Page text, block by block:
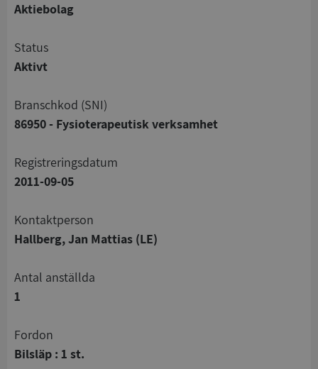
Aktiebolag
status
Aktivt
branschkod (SNI)
86950 - Fysioterapeutisk verksamhet
registreringsdatum
2011-09-05
Kontaktperson
Hallberg, Jan Mattias (LE)
Antal anställda
1
Fordon
Bilsläp : 1 st.